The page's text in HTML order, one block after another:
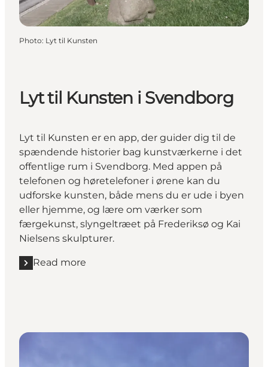
Photo: Lyt til Kunsten
Lyt til Kunsten i Svendborg
Lyt til Kunsten er en app, der guider dig til de
spændende historier bag kunstværkerne i det
offentlige rum i Svendborg. Med appen på
telefonen og høretelefoner i ørene kan du
udforske kunsten, både mens du er ude i byen
eller hjemme, og lære om værker som
færgekunst, slyngeltræet på Frederiksø og Kai
Nielsens skulpturer.
Read more
Read more "Lyt til Kunsten i Svendborg"